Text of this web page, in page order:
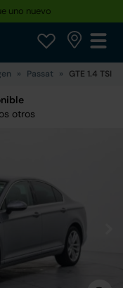
uno nuevo
Passat GTE 1.4 TSI
otros